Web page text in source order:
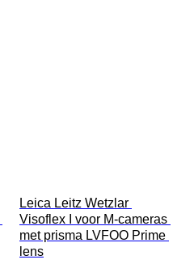
Leica Leitz Wetzlar
Visoflex I voor M-cameras
met prisma LVFOO Prime
lens